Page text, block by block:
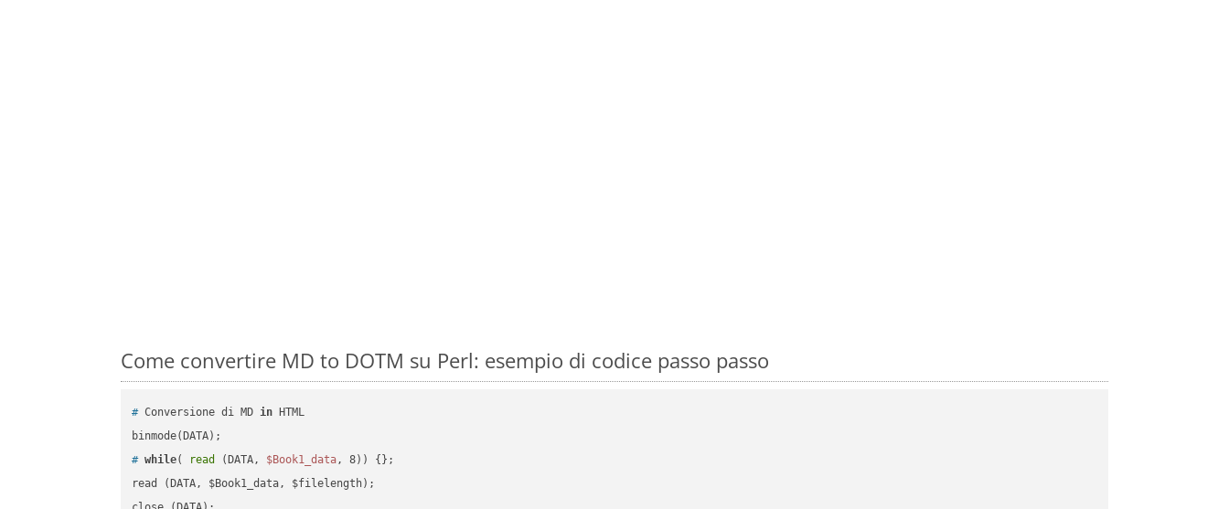
Come convertire MD to DOTM su Perl: esempio di codice passo passo
# Conversione di MD in HTML
# while( read (DATA, $Book1_data, 8)) {};
read (DATA, $Book1_data, $filelength);